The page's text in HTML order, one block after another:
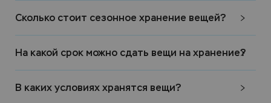
Сколько стоит сезонное хранение вещей?
На какой срок можно сдать вещи на хранение?
В каких условиях хранятся вещи?